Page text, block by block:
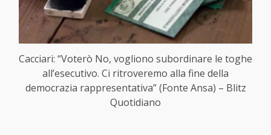
Cacciari: “Voterò No, vogliono subordinare le toghe
all’esecutivo. Ci ritroveremo alla fine della
democrazia rappresentativa” (Fonte Ansa) – Blitz
Quotidiano